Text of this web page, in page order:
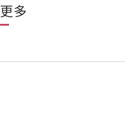
多